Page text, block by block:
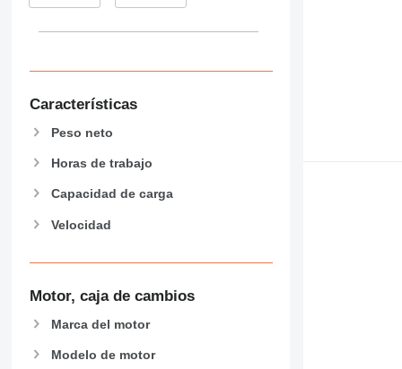
907
908
914
918
938
950
Características
Peso neto
Horas de trabajo
Capacidad de carga
Velocidad
Motor, caja de cambios
Marca del motor
Modelo de motor